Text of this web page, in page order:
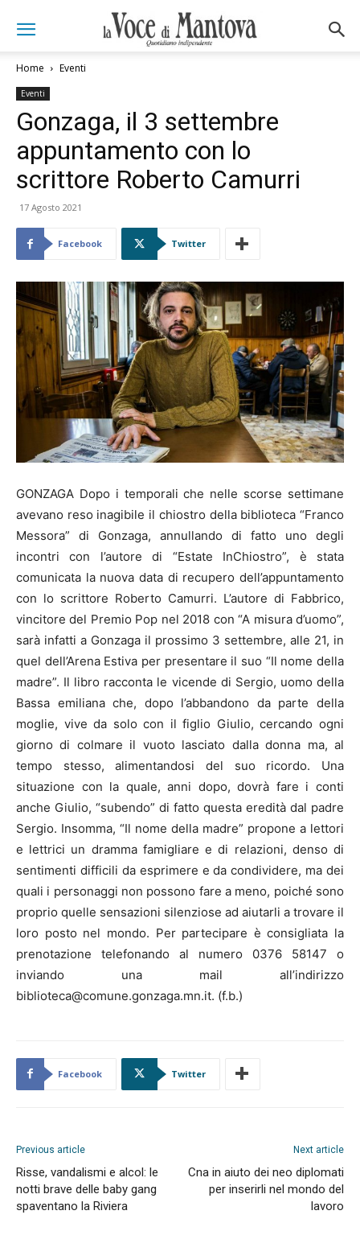
Home Eventi
Eventi
Gonzaga, il 3 settembre
appuntamento con lo
scrittore Roberto Camurri
17 Agosto 2021
Facebook Twitter
GONZAGA Dopo i temporali che nelle scorse settimane
avevano reso inagibile il chiostro della biblioteca “Franco
Messora” di Gonzaga, annullando di fatto uno degli
incontri con l’autore di “Estate InChiostro”, è stata
comunicata la nuova data di recupero dell’appuntamento
con lo scrittore Roberto Camurri. L’autore di Fabbrico,
vincitore del Premio Pop nel 2018 con “A misura d’uomo”,
sarà infatti a Gonzaga il prossimo 3 settembre, alle 21, in
quel dell’Arena Estiva per presentare il suo “Il nome della
madre”. Il libro racconta le vicende di Sergio, uomo della
Bassa emiliana che, dopo l’abbandono da parte della
moglie, vive da solo con il figlio Giulio, cercando ogni
giorno di colmare il vuoto lasciato dalla donna ma, al
tempo stesso, alimentandosi del suo ricordo. Una
situazione con la quale, anni dopo, dovrà fare i conti
anche Giulio, “subendo” di fatto questa eredità dal padre
Sergio. Insomma, “Il nome della madre” propone a lettori
e lettrici un dramma famigliare e di relazioni, denso di
sentimenti difficili da esprimere e da condividere, ma dei
quali i personaggi non possono fare a meno, poiché sono
proprio quelle sensazioni silenziose ad aiutarli a trovare il
loro posto nel mondo. Per partecipare è consigliata la
prenotazione telefonando al numero 0376 58147 o
inviando una mail all’indirizzo
biblioteca@comune.gonzaga.mn.it. (f.b.)
Facebook Twitter
Previous article
Risse, vandalismi e alcol: le
notti brave delle baby gang
spaventano la Riviera
Next article
Cna in aiuto dei neo diplomati
per inserirli nel mondo del
lavoro